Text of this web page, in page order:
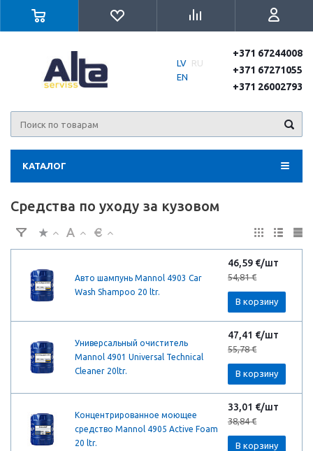
LV RU
EN
+371 67244008
+371 67271055
+371 26002793
КАТАЛОГ
Средства по уходу за кузовом
Авто шампунь Mannol 4903 Car
Wash Shampoo 20 ltr.
46,59 €/шт
54,81 €
В корзину
Универсальный очиститель
Mannol 4901 Universal Technical
Cleaner 20ltr.
47,41 €/шт
55,78 €
В корзину
Концентрированное моющее
средство Mannol 4905 Active Foam
20 ltr.
33,01 €/шт
38,84 €
В корзину